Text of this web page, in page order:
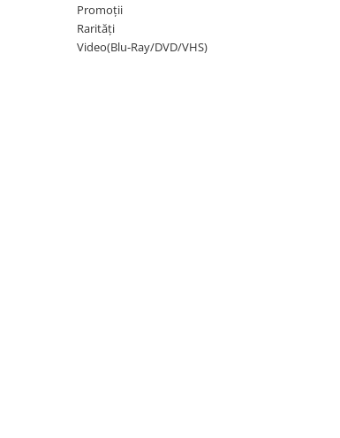
Promoții
Rarități
Video(Blu-Ray/DVD/VHS)